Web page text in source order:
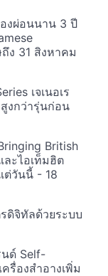
งผ่อนนาน 3 ปี
ง 31 สิงหาคม
เจเนอเร
งกว่ารุ่นก่อน
British
ะไอเท็มฮิต
ต่วันนี้ - 18
ดิจิทัลด้วยระบบ
นด์ Self-
รื่องสำอางเพิ่ม